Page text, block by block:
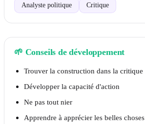
Analyste politique Critique
🌱 Conseils de développement
Trouver la construction dans la critique
Développer la capacité d'action
Ne pas tout nier
Apprendre à apprécier les belles choses